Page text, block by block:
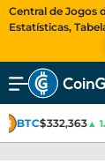
Central de Jogos
Estatísticas,
BTC$332,363▲